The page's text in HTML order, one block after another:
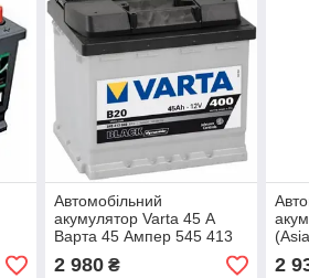
Автомобільний
акумулятор Varta 45 А
Варта 45 Ампер 545 413
040
2 980₴ 2